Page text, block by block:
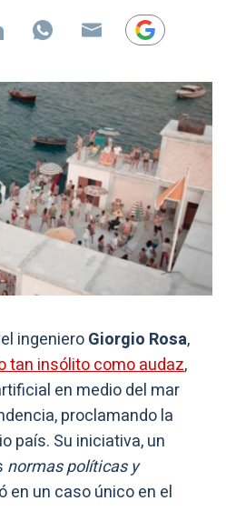
ingenieroGiorgio Rosa,
tan insólito como audaz,
en medio del mar
proclamando la
país. Su iniciativa, un
normas políticas y
en un caso único en el